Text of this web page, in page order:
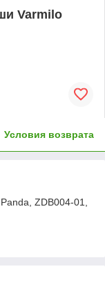
Varmilo
Условия возврата
ZDB004-01,